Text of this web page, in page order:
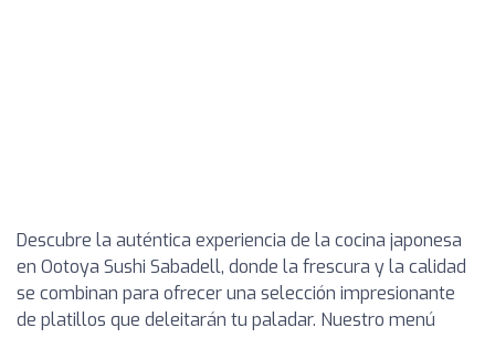
Descubre la auténtica experiencia de la cocina japonesa
en Ootoya Sushi Sabadell, donde la frescura y la calidad
se combinan para ofrecer una selección impresionante
de platillos que deleitarán tu paladar. Nuestro menú